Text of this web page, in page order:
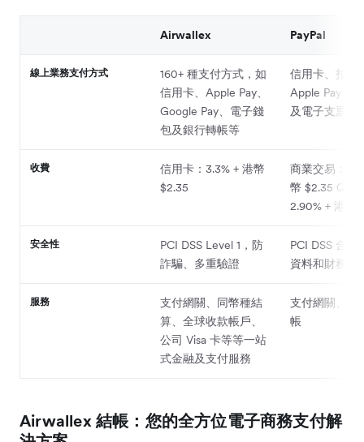
Airwallex PayPal
線上業務支付方式
160+ 種支付方式，如
信用卡、Apple Pay、
Google Pay、電子錢
包及銀行轉帳等
信用卡、扣帳
Apple Pay、
及電子支票
收費
信用卡：3.3% + 港幣
$2.35
商業交易：
幣 $2.35 QR
2.90% + 港幣
安全性
PCI DSS Level 1，防
詐騙、多重驗證
PCI DSS 合規
資料和財務資
服務
支付網關、同幣種結
算、全球收款帳戶、
公司 Visa 卡等等一站
式金融及支付服務
支付網關、匯
帳
Airwallex 結帳：您的全方位電子商務支付解